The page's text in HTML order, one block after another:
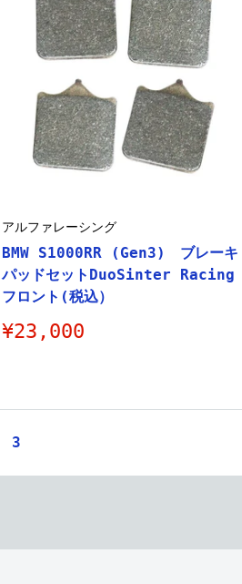
アルファレーシング
BMW S1000RR (Gen3) ブレーキ
パッドセットDuoSinter Racing
フロント(税込）
販
¥23,000
3